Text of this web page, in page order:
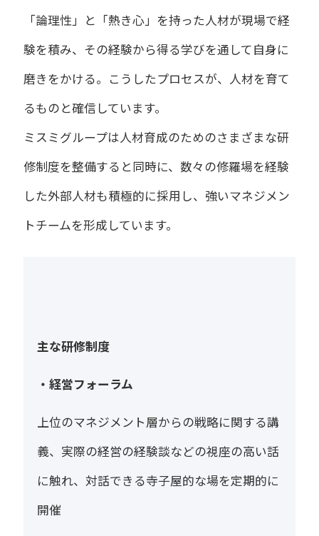
「論理性」と「熱き心」を持った人材が現場で経
験を積み、その経験から得る学びを通して自身に
磨きをかける。こうしたプロセスが、人材を育て
るものと確信しています。
ミスミグループは人材育成のためのさまざまな研
修制度を整備すると同時に、数々の修羅場を経験
した外部人材も積極的に採用し、強いマネジメン
トチームを形成しています。
主な研修制度
・経営フォーラム
上位のマネジメント層からの戦略に関する講
義、実際の経営の経験談などの視座の高い話
に触れ、対話できる寺子屋的な場を定期的に
開催